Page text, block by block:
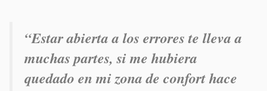
“Estar abierta a los errores te lleva a
muchas partes, si me hubiera
quedado en mi zona de confort hace